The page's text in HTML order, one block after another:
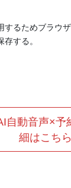
するためブラウ
する。
自動音声×
細はこちら